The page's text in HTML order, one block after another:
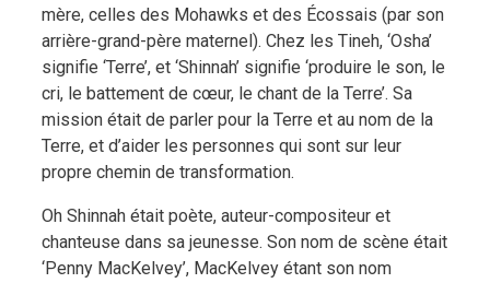
mère, celles des Mohawks et des Écossais (par son
arrière-grand-père maternel). Chez les Tineh, ‘Osha’
signifie ‘Terre’, et ‘Shinnah’ signifie ‘produire le son, le
cri, le battement de cœur, le chant de la Terre’. Sa
mission était de parler pour la Terre et au nom de la
Terre, et d’aider les personnes qui sont sur leur
propre chemin de transformation.
Oh Shinnah était poète, auteur-compositeur et
chanteuse dans sa jeunesse. Son nom de scène était
‘Penny MacKelvey’, MacKelvey étant son nom